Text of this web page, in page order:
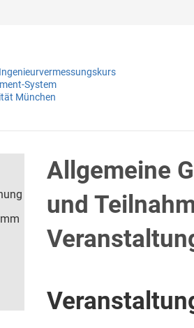
System
München
Allgemeine
und